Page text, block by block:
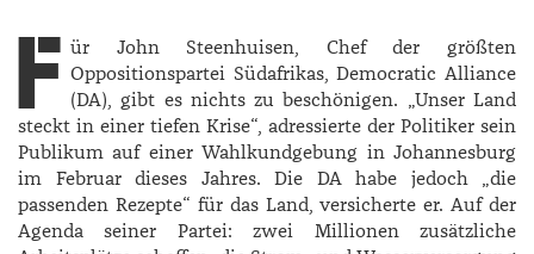
F ür John Steenhuisen, Chef der größten
Oppositionspartei Südafrikas, Democratic Alliance
(DA), gibt es nichts zu beschönigen. „Unser Land
steckt in einer tiefen Krise“, adressierte der Politiker sein
Publikum auf einer Wahlkundgebung in Johannesburg
im Februar dieses Jahres. Die DA habe jedoch „die
passenden Rezepte“ für das Land, versicherte er. Auf der
Agenda seiner Partei: zwei Millionen zusätzliche